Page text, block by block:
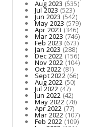
Aug 2023 (535)
Jul 2023 (523)
Jun 2023(542)
May 2023(579)
Apr 2023 (346)
Mar 2023 (746)
Feb 2023 (673)
Jan 2023 (288)
Dec 2022(156)
Nov 2022 (104)
Oct 2022 (81)
Sept 2022(66)
Aug 2022 (50)
Jul 2022 (47)
Jun 2022(42)
May 2022(78)
Apr 2022 (77)
Mar 2022(107)
Feb 2022 (109)